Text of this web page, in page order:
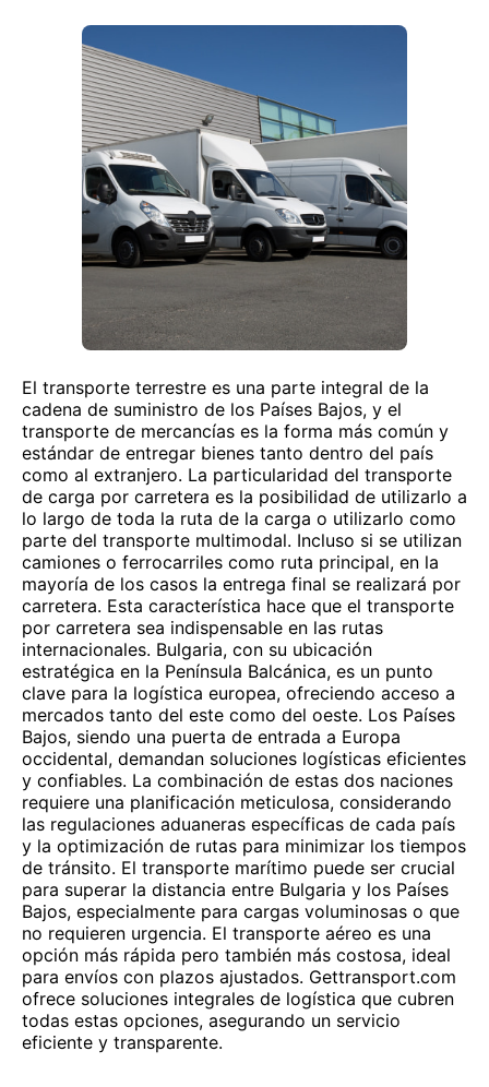
El transporte terrestre es una parte integral de la
cadena de suministro de los Países Bajos, y el
transporte de mercancías es la forma más común y
estándar de entregar bienes tanto dentro del país
como al extranjero. La particularidad del transporte
de carga por carretera es la posibilidad de utilizarlo a
lo largo de toda la ruta de la carga o utilizarlo como
parte del transporte multimodal. Incluso si se utilizan
camiones o ferrocarriles como ruta principal, en la
mayoría de los casos la entrega final se realizará por
carretera. Esta característica hace que el transporte
por carretera sea indispensable en las rutas
internacionales. Bulgaria, con su ubicación
estratégica en la Península Balcánica, es un punto
clave para la logística europea, ofreciendo acceso a
mercados tanto del este como del oeste. Los Países
Bajos, siendo una puerta de entrada a Europa
occidental, demandan soluciones logísticas eficientes
y confiables. La combinación de estas dos naciones
requiere una planificación meticulosa, considerando
las regulaciones aduaneras específicas de cada país
y la optimización de rutas para minimizar los tiempos
de tránsito. El transporte marítimo puede ser crucial
para superar la distancia entre Bulgaria y los Países
Bajos, especialmente para cargas voluminosas o que
no requieren urgencia. El transporte aéreo es una
opción más rápida pero también más costosa, ideal
para envíos con plazos ajustados. Gettransport.com
ofrece soluciones integrales de logística que cubren
todas estas opciones, asegurando un servicio
eficiente y transparente.